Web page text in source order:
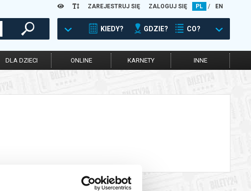
ZAREJESTRUJ SIĘ ZALOGUJ SIĘ PL / EN
KIEDY? GDZIE? CO?
DLA DZIECI ONLINE KARNETY INNE